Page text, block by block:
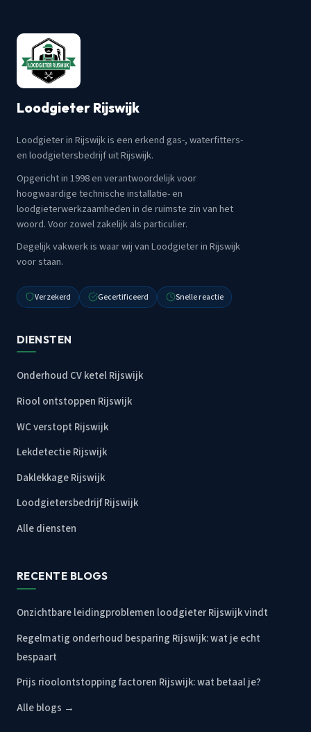
Loodgieter Rijswijk
Loodgieter in Rijswijk is een erkend gas-, waterfitters-
en loodgietersbedrijf uit Rijswijk.
Opgericht in 1998 en verantwoordelijk voor
hoogwaardige technische installatie- en
loodgieterwerkzaamheden in de ruimste zin van het
woord. Voor zowel zakelijk als particulier.
Degelijk vakwerk is waar wij van Loodgieter in Rijswijk
voor staan.
Verzekerd Gecertificeerd Snelle reactie
DIENSTEN
Onderhoud CV ketel Rijswijk
Riool ontstoppen Rijswijk
WC verstopt Rijswijk
Lekdetectie Rijswijk
Daklekkage Rijswijk
Loodgietersbedrijf Rijswijk
Alle diensten
RECENTE BLOGS
Onzichtbare leidingproblemen loodgieter Rijswijk vindt
Regelmatig onderhoud besparing Rijswijk: wat je echt
bespaart
Prijs rioolontstopping factoren Rijswijk: wat betaal je?
Alle blogs →